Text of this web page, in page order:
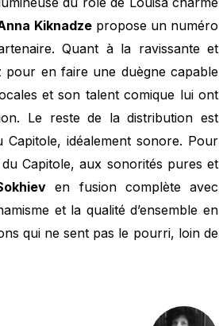
Kiknadzepropose un numéro
Quant à la ravissante et
en faire une duègne capable
et son talent comique lui ont
Le reste de la distribution est
idéalement sonore. Pour
Capitole, aux sonorités pures et
en fusion complète avec
et la qualité d’ensemble en
qui ne sent pas le pourri, loin de